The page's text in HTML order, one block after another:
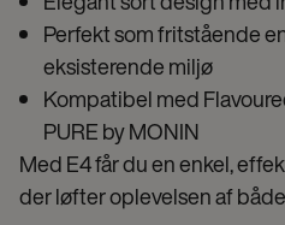
Perfekt som fritstående
eksisterende miljø
Kompatibel med
PURE by MONIN
Med E4 får du en enkel,
der løfter oplevelsen af